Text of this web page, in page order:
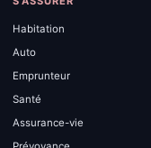
Habitation
Auto
Emprunteur
Santé
Assurance-vie